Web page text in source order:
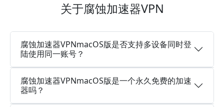
关于腐蚀加速器VPN
腐蚀加速器VPNmacOS版是否支持多设备同时登
陆使用同一账号？
腐蚀加速器VPNmacOS版是一个永久免费的加速
器吗？